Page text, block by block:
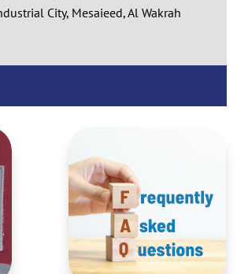
City, Mesaieed, Al Wakrah